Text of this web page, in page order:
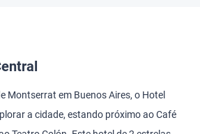
Montserrat em Buenos Aires, o Hotel
a cidade, estando próximo ao Café